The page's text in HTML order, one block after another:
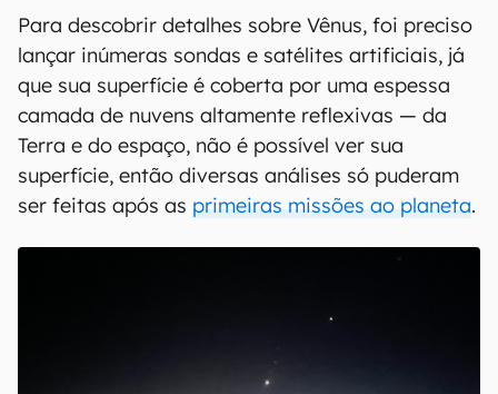
Para descobrir detalhes sobre Vênus, foi preciso
lançar inúmeras sondas e satélites artificiais, já
que sua superfície é coberta por uma espessa
camada de nuvens altamente reflexivas — da
Terra e do espaço, não é possível ver sua
superfície, então diversas análises só puderam
ser feitas após as primeiras missões ao planeta.